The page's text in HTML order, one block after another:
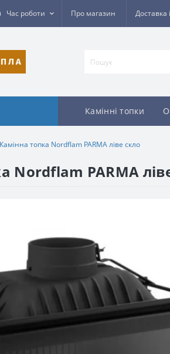
Час роботи Про магазин Доставка
Камінні топки
Камінна топка Nordflam PARMA ліве скло
Nordflam PARMA